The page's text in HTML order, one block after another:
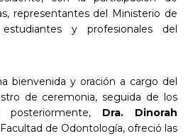
representantes del Ministerio de
y profesionales del
bienvenida y oración a cargo del
de ceremonia, seguida de los
posteriormente, Dra. Dinorah
de Odontología, ofreció las